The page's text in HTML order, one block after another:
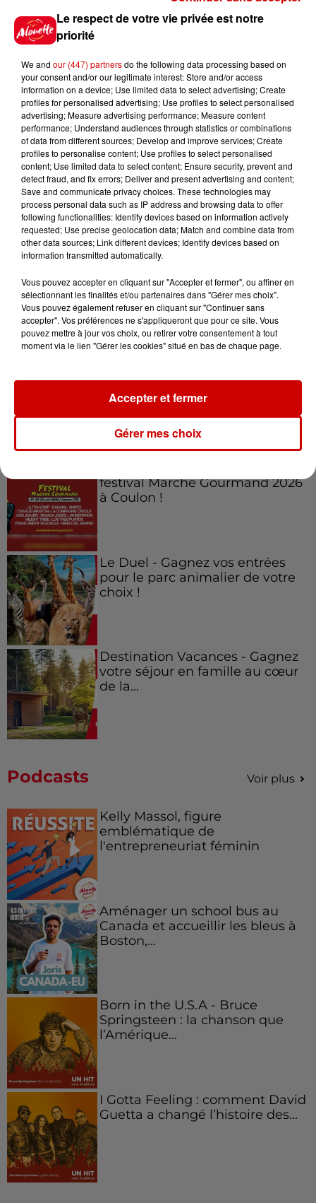
12h37
11h28
Le Choc des terroirs : le Curé
Nantais ou le Chabichou du
Poitou ?...
11h11
Face aux aboiements de chiens
bruyants, cette commune de
l’Ouest...
Jeux Voir plus
Morlaix !
festival Marché Gourmand 2026
à Coulon !
Le Duel - Gagnez vos entrées
pour le parc animalier de votre
choix !
Destination Vacances - Gagnez
votre séjour en famille au cœur
de la...
Podcasts Voir plus
Kelly Massol, figure
emblématique de
l'entrepreneuriat féminin
Aménager un school bus au
Canada et accueillir les bleus à
Boston,...
Born in the U.S.A - Bruce
Springsteen : la chanson que
l’Amérique...
I Gotta Feeling : comment David
Guetta a changé l’histoire des...
Le respect de votre vie privée est notre
priorité
We and our (447) partnersdo the following data processing based on
your consent and/or our legitimate interest: Store and/or access
information on a device; Use limited data to select advertising; Create
profiles for personalised advertising; Use profiles to select personalised
advertising; Measure advertising performance; Measure content
performance; Understand audiences through statistics or combinations
of data from different sources; Develop and improve services; Create
profiles to personalise content; Use profiles to select personalised
content; Use limited data to select content; Ensure security, prevent and
detect fraud, and fix errors; Deliver and present advertising and content;
Save and communicate privacy choices. These technologies may
process personal data such as IP address and browsing data to offer
following functionalities: Identify devices based on information actively
requested; Use precise geolocation data; Match and combine data from
other data sources; Link different devices; Identify devices based on
information transmitted automatically.
Vous pouvez accepter en cliquant sur "Accepter et fermer", ou affiner en
sélectionnant les finalités et/ou partenaires dans "Gérer mes choix".
Vous pouvez également refuser en cliquant sur "Continuer sans
accepter". Vos préférences ne s'appliqueront que pour ce site. Vous
pouvez mettre à jour vos choix, ou retirer votre consentement à tout
moment via le lien "Gérer les cookies" situé en bas de chaque page.
Gérer mes choix
Accepter et fermer